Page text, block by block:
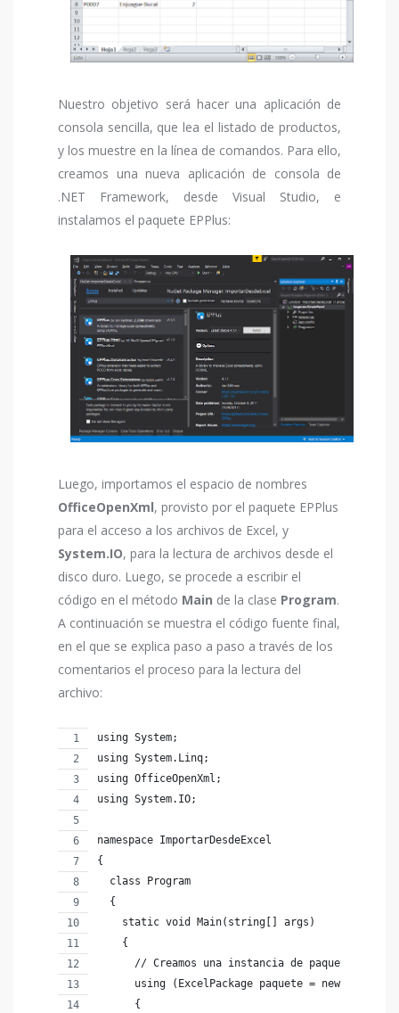
Nuestro objetivo será hacer una aplicación de
consola sencilla, que lea el listado de productos,
y los muestre en la línea de comandos. Para ello,
creamos una nueva aplicación de consola de
.NET Framework, desde Visual Studio, e
instalamos el paquete EPPlus:
Luego, importamos el espacio de nombres
OfficeOpenXml, provisto por el paquete EPPlus
para el acceso a los archivos de Excel, y
System.IO, para la lectura de archivos desde el
disco duro. Luego, se procede a escribir el
código en el método Main de la clase Program.
A continuación se muestra el código fuente final,
en el que se explica paso a paso a través de los
comentarios el proceso para la lectura del
archivo:
using System;
using System.Linq;
using OfficeOpenXml;
using System.IO;
namespace ImportarDesdeExcel
{
  class Program
  {
    static void Main(string[] args)
    {
// Creamos una instancia de paquete de
using (ExcelPackage paquete = new
      {